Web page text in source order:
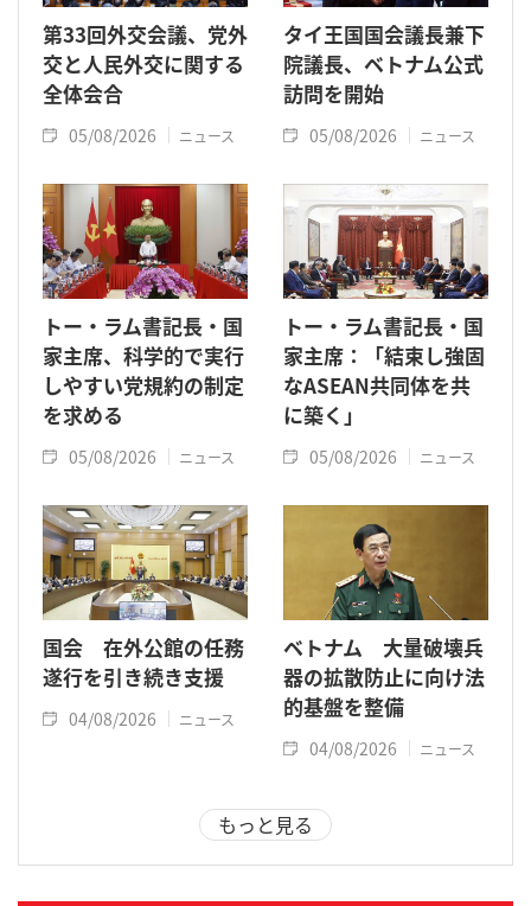
第33回外交会議、党外
交と人民外交に関する
全体会合
05/08/2026 ニュース
タイ王国国会議長兼下
院議長、ベトナム公式
訪問を開始
05/08/2026 ニュース
トー・ラム書記長・国
家主席、科学的で実行
しやすい党規約の制定
を求める
05/08/2026 ニュース
トー・ラム書記長・国
家主席：「結束し強固
なASEAN共同体を共
に築く」
05/08/2026 ニュース
国会 在外公館の任務
遂行を引き続き支援
04/08/2026 ニュース
ベトナム 大量破壊兵
器の拡散防止に向け法
的基盤を整備
04/08/2026 ニュース
もっと見る